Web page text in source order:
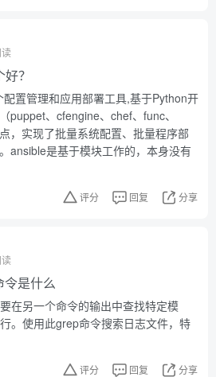
？
置管理和应用部署工具,基于Python开
puppet、cfengine、chef、func、
，实现了批量系统配置、批量程序部
ansible是基于模块工作的，本身没有
评分 回复 分享
令是什么
在另一个命令的输出中查找特定模
。使用此grep命令搜索日志文件，特
评分 回复 分享